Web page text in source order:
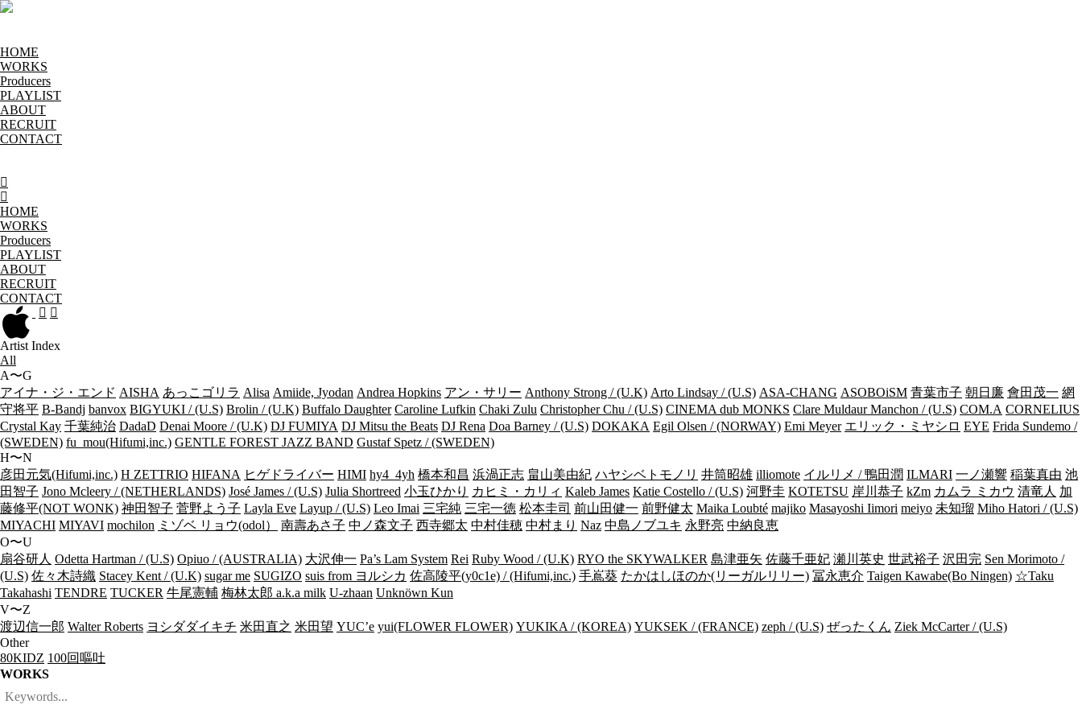
HOME
WORKS
Producers
PLAYLIST
ABOUT
RECRUIT
CONTACT
HOME
WORKS
Producers
PLAYLIST
ABOUT
RECRUIT
CONTACT
Artist Index
All
A〜G
アイナ・ジ・エンド AISHA あっこゴリラ Alisa Amiide, Jyodan Andrea Hopkins アン・サリー Anthony Strong / (U.K) Arto Lindsay / (U.S) ASA-CHANG ASOBOiSM 青葉市子 朝日廉 會田茂一 網
守将平 B-Bandj banvox BIGYUKI / (U.S) Brolin / (U.K) Buffalo Daughter Caroline Lufkin Chaki Zulu Christopher Chu / (U.S) CINEMA dub MONKS Clare Muldaur Manchon / (U.S) COM.A CORNELIUS
Crystal Kay 千葉純治 DadaD Denai Moore / (U.K) DJ FUMIYA DJ Mitsu the Beats DJ Rena Doa Barney / (U.S) DOKAKA Egil Olsen / (NORWAY) Emi Meyer エリック・ミヤシロ EYE Frida Sundemo /
(SWEDEN) fu_mou(Hifumi,inc.) GENTLE FOREST JAZZ BAND Gustaf Spetz / (SWEDEN)
H〜N
彦田元気(Hifumi,inc.) H ZETTRIO HIFANA ヒゲドライバー HIMI hy4_4yh 橋本和昌 浜渦正志 畠山美由紀 ハヤシベトモノリ 井筒昭雄 illiomote イルリメ / 鴨田潤 ILMARI 一ノ瀬響 稲葉真由 池
田智子 Jono Mcleery / (NETHERLANDS) José James / (U.S) Julia Shortreed 小玉ひかり カヒミ・カリィ Kaleb James Katie Costello / (U.S) 河野圭 KOTETSU 岸川恭子 kZm カムラ ミカウ 清竜人 加
藤修平(NOT WONK) 神田智子 菅野よう子 Layla Eve Layup / (U.S) Leo Imai 三宅純 三宅一徳 松本圭司 前山田健一 前野健太 Maika Loubté majiko Masayoshi Iimori meiyo 未知瑠 Miho Hatori / (U.S)
MIYACHI MIYAVI mochilon ミゾベ リョウ(odol） 南壽あさ子 中ノ森文子 西寺郷太 中村佳穂 中村まり Naz 中島ノブユキ 永野亮 中納良恵
O〜U
扇谷研人 Odetta Hartman / (U.S) Opiuo / (AUSTRALIA) 大沢伸一 Pa’s Lam System Rei Ruby Wood / (U.K) RYO the SKYWALKER 島津亜矢 佐藤千亜妃 瀬川英史 世武裕子 沢田完 Sen Morimoto /
(U.S) 佐々木詩織 Stacey Kent / (U.K) sugar me SUGIZO suis from ヨルシカ 佐高陵平(y0c1e) / (Hifumi,inc.) 手嶌葵 たかはしほのか(リーガルリリー) 冨永恵介 Taigen Kawabe(Bo Ningen) ☆Taku
Takahashi TENDRE TUCKER 牛尾憲輔 梅林太郎 a.k.a milk U-zhaan Unknöwn Kun
V〜Z
渡辺信一郎 Walter Roberts ヨシダダイキチ 米田直之 米田望 YUC’e yui(FLOWER FLOWER) YUKIKA / (KOREA) YUKSEK / (FRANCE) zeph / (U.S) ぜったくん Ziek McCarter / (U.S)
Other
80KIDZ 100回嘔吐
WORKS